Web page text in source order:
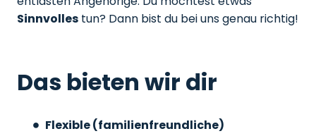
Sinnvolles tun? Dann bist du bei uns genau richtig!
Das bieten wir dir
Flexible (familienfreundliche)